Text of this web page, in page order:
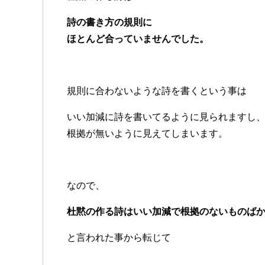
詩の書き方の規則に
ほとんど合っていませんでした。
規則に合わないような詩を書くという事は
いい加減に詩を書いてるように見られますし、
根拠が無いように見えてしまいます。
なので、
杜黙の作る詩はいい加減で根拠のないものば
と言われた事から転じて